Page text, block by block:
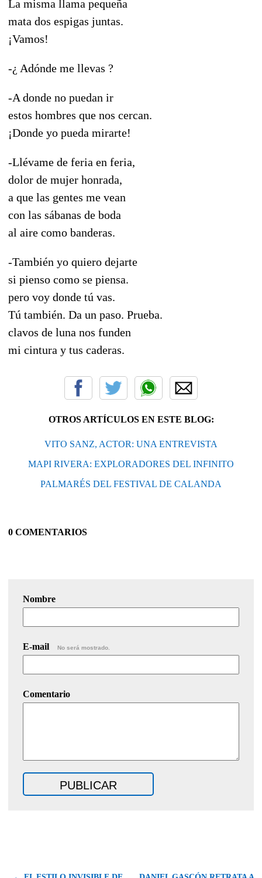
La misma llama pequeña
mata dos espigas juntas.
¡Vamos!
-¿ Adónde me llevas ?
-A donde no puedan ir
estos hombres que nos cercan.
¡Donde yo pueda mirarte!
-Llévame de feria en feria,
dolor de mujer honrada,
a que las gentes me vean
con las sábanas de boda
al aire como banderas.
-También yo quiero dejarte
si pienso como se piensa.
pero voy donde tú vas.
Tú también. Da un paso. Prueba.
clavos de luna nos funden
mi cintura y tus caderas.
OTROS ARTÍCULOS EN ESTE BLOG:
VITO SANZ, ACTOR: UNA ENTREVISTA
MAPI RIVERA: EXPLORADORES DEL INFINITO
PALMARÉS DEL FESTIVAL DE CALANDA
0 COMENTARIOS
Nombre
E-mail No será mostrado.
Comentario